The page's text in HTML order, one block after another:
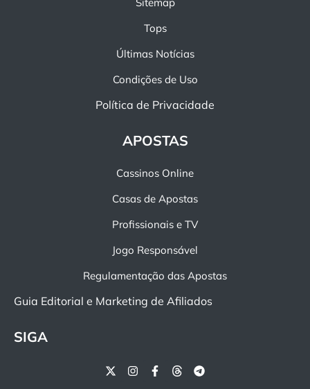
Tops
Últimas Notícias
Condições de Uso
Política de Privacidade
APOSTAS
Cassinos Online
Casas de Apostas
Profissionais e TV
Jogo Responsável
Regulamentação das Apostas
Guia Editorial e Marketing de Afiliados
SIGA